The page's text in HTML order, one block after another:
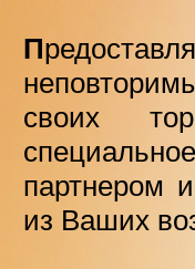
П
своих
партнером
из Ваших